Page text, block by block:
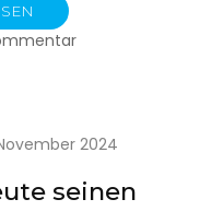
zu
aus
CSV
erstellen
2024
seinen